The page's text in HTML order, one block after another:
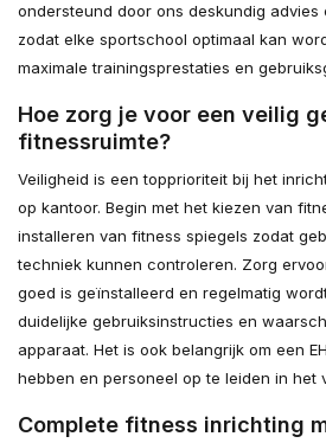
ondersteund door ons deskundig advies
zodat elke sportschool optimaal kan
maximale trainingsprestaties en
Hoe zorg je voor een veilig
fitnessruimte?
Veiligheid is een topprioriteit bij het
op kantoor. Begin met het kiezen van
installeren van fitness spiegels zodat
techniek kunnen controleren. Zorg
goed is geïnstalleerd en regelmatig
duidelijke gebruiksinstructies en
apparaat. Het is ook belangrijk om een
hebben en personeel op te leiden in het
Complete fitness inrichting